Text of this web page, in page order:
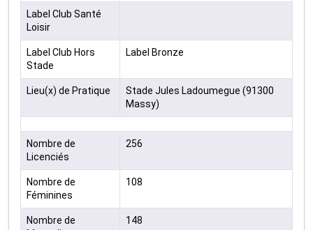
Label Club Santé
Loisir
Label Club Hors
Stade
Label Bronze
Lieu(x) de Pratique
Stade Jules Ladoumegue (91300
Massy)
Nombre de
Licenciés
256
Nombre de
Féminines
108
Nombre de
148